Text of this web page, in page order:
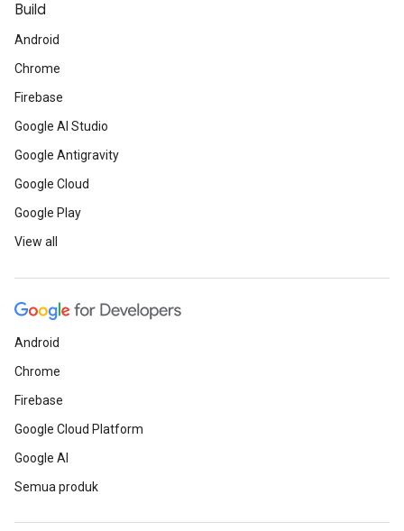
Build
Android
Chrome
Firebase
Google AI Studio
Google Antigravity
Google Cloud
Google Play
View all
Android
Chrome
Firebase
Google Cloud Platform
Google AI
Semua produk